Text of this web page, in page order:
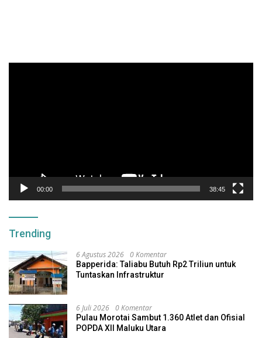
00:00 38:45
Trending
6 Agustus 2026 0 Komentar
Bapperida: Taliabu Butuh Rp2 Triliun untuk
Tuntaskan Infrastruktur
6 Juli 2026 0 Komentar
Pulau Morotai Sambut 1.360 Atlet dan Ofisial
POPDA XII Maluku Utara